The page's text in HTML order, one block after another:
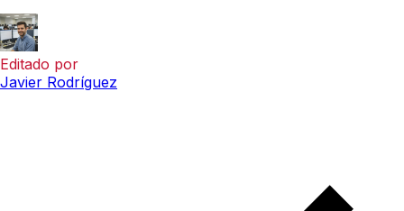
Editado por
Javier Rodríguez